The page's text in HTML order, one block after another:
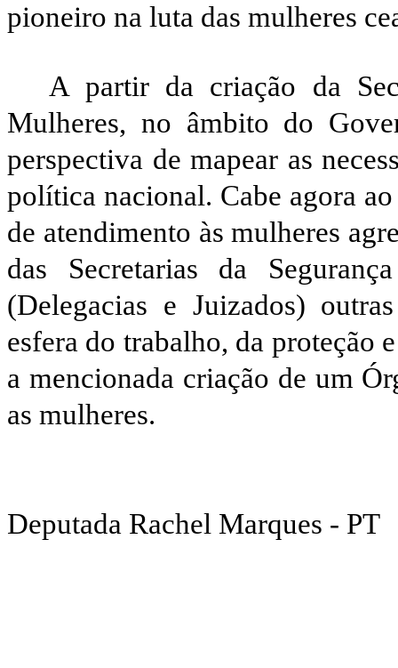
pioneiro na luta das mulheres
A partir da criação da
Mulheres, no âmbito do
perspectiva de mapear as
política nacional. Cabe agora
de atendimento às mulheres
das Secretarias da
(Delegacias e Juizados)
esfera do trabalho, da proteção
a mencionada criação de um
as mulheres.
Deputada Rachel Marques - PT